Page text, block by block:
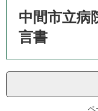
中間市立病
言書
ペ